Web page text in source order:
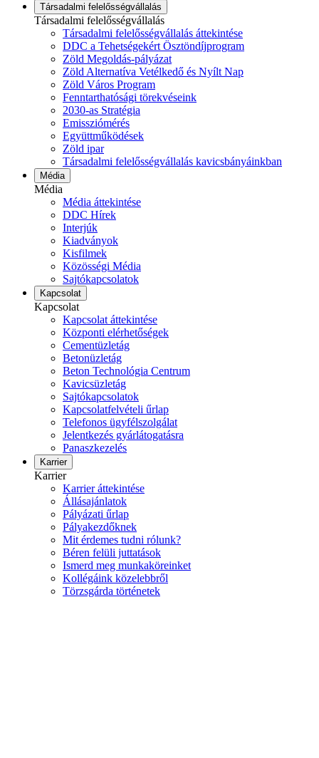
Társadalmi felelősségvállalás
Társadalmi felelősségvállalás
Társadalmi felelősségvállalás áttekintése
DDC a Tehetségekért Ösztöndíjprogram
Zöld Megoldás-pályázat
Zöld Alternatíva Vetélkedő és Nyílt Nap
Zöld Város Program
Fenntarthatósági törekvéseink
2030-as Stratégia
Emissziómérés
Együttműködések
Zöld ipar
Társadalmi felelősségvállalás kavicsbányáinkban
Média
Média
Média áttekintése
DDC Hírek
Interjúk
Kiadványok
Kisfilmek
Közösségi Média
Sajtókapcsolatok
Kapcsolat
Kapcsolat
Kapcsolat áttekintése
Központi elérhetőségek
Cementüzletág
Betonüzletág
Beton Technológia Centrum
Kavicsüzletág
Sajtókapcsolatok
Kapcsolatfelvételi űrlap
Telefonos ügyfélszolgálat
Jelentkezés gyárlátogatásra
Panaszkezelés
Karrier
Karrier
Karrier áttekintése
Állásajánlatok
Pályázati űrlap
Pályakezdőknek
Mit érdemes tudni rólunk?
Béren felüli juttatások
Ismerd meg munkaköreinket
Kollégáink közelebbről
Törzsgárda történetek